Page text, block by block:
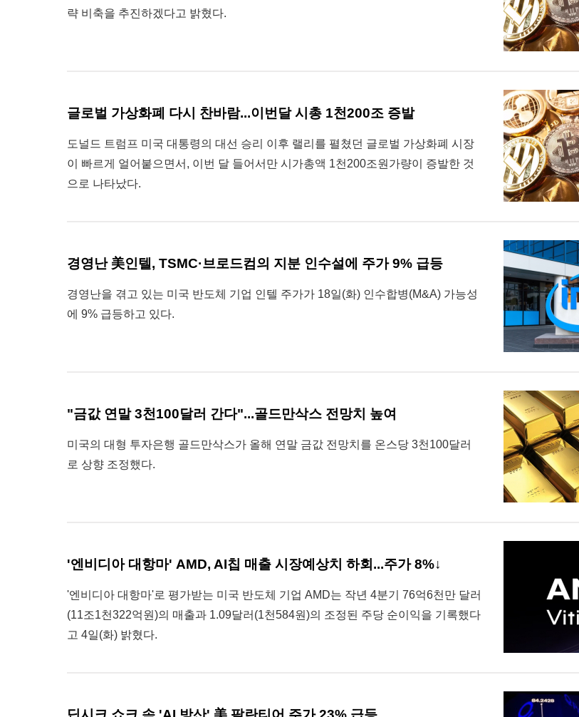
략 비축을 추진하겠다고 밝혔다.
글로벌 가상화폐 다시 찬바람...이번달 시총 1천200조 증발
도널드 트럼프 미국 대통령의 대선 승리 이후 랠리를 펼쳤던 글로벌 가상화폐 시장
이 빠르게 얼어붙으면서, 이번 달 들어서만 시가총액 1천200조원가량이 증발한 것
으로 나타났다.
경영난 美인텔, TSMC·브로드컴의 지분 인수설에 주가 9% 급등
경영난을 겪고 있는 미국 반도체 기업 인텔 주가가 18일(화) 인수합병(M&A) 가능성
에 9% 급등하고 있다.
"금값 연말 3천100달러 간다"...골드만삭스 전망치 높여
미국의 대형 투자은행 골드만삭스가 올해 연말 금값 전망치를 온스당 3천100달러
로 상향 조정했다.
'엔비디아 대항마' AMD, AI칩 매출 시장예상치 하회...주가 8%↓
'엔비디아 대항마'로 평가받는 미국 반도체 기업 AMD는 작년 4분기 76억6천만 달러
(11조1천322억원)의 매출과 1.09달러(1천584원)의 조정된 주당 순이익을 기록했다
고 4일(화) 밝혔다.